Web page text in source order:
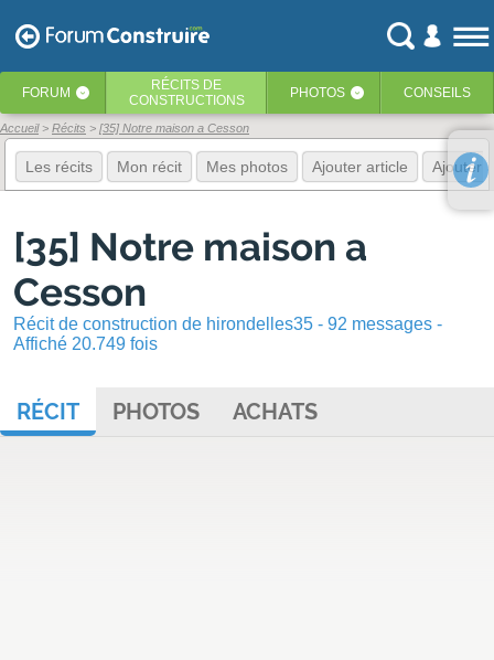
FORUM ‹ RÉCITS DE
CONSTRUCTIONS
PHOTOS ‹ CONSEILS
Accueil Récits [35] Notre maison a Cesson
Les récits Mon récit Mes photos Ajouter article Ajouter
[35] Notre maison a
Cesson
Récit de construction de hirondelles35 - 92 messages -
Affiché 20.749 fois
RÉCIT PHOTOS ACHATS